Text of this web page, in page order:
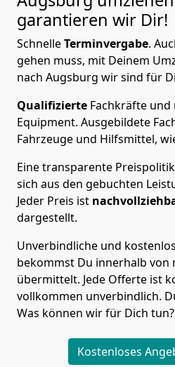
garantieren wir Dir!
SchnelleTerminvergabe.
gehen muss, mit Deinem
nach Augsburg wir sind für
Qualifizierte Fachkräfte und
Equipment. Ausgebildete
Fahrzeuge und Hilfsmittel,
Eine transparente
sich aus den gebuchten
Jeder Preis ist
dargestellt.
Unverbindliche und
bekommst Du innerhalb von
übermittelt. Jede Offerte ist
vollkommen unverbindlich.
Was können wir für Dich tun?
Kostenloses